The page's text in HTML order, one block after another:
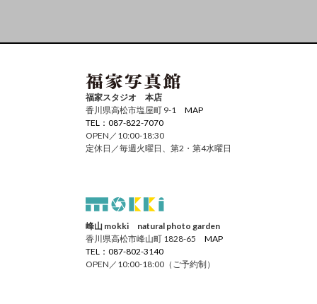
福家スタジオ 本店
香川県高松市塩屋町 9-1 MAP
TEL：087-822-7070
OPEN／10:00-18:30
定休日／毎週火曜日、第2・第4水曜日
峰山 mokki natural photo garden
香川県高松市峰山町 1828-65 MAP
TEL：087-802-3140
OPEN／10:00-18:00（ご予約制）